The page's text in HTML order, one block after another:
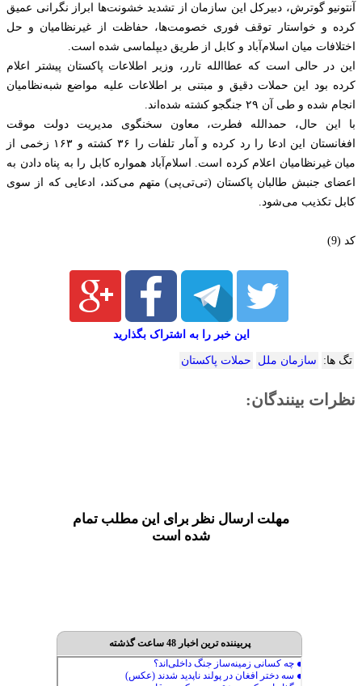
آنتونیو گوترش، دبیرکل این سازمان از تشدید خشونت‌ها ابراز نگرانی عمیق
کرده و خواستار توقف فوری خصومت‌ها، حفاظت از غیرنظامیان و حل
اختلافات میان اسلام‌آباد و کابل از طریق دیپلماسی شده است.
این در حالی است که عطاالله تارر، وزیر اطلاعات پاکستان پیشتر اعلام
کرده بود این حملات دقیق و مبتنی بر اطلاعات علیه مواضع شبه‌نظامیان
انجام شده و طی آن ۲۹ جنگجو کشته شده‌اند.
با این حال، حمدالله فطرت، معاون سخنگوی مدیریت دولت موقت
افغانستان این ادعا را رد کرده و آمار تلفات را ۳۶ کشته و ۱۶۳ زخمی از
میان غیرنظامیان اعلام کرده است. اسلام‌آباد همواره کابل را به پناه دادن به
اعضای جنبش طالبان پاکستان (تی‌تی‌پی) متهم می‌کند، ادعایی که از سوی
کابل تکذیب می‌شود.
کد (9)
این خبر را به اشتراک بگذارید
تگ ها: سازمان ملل حملات پاکستان
نظرات بینندگان:
مهلت ارسال نظر برای این مطلب تمام
شده است
پربیننده ترین اخبار 48 ساعت گذشته